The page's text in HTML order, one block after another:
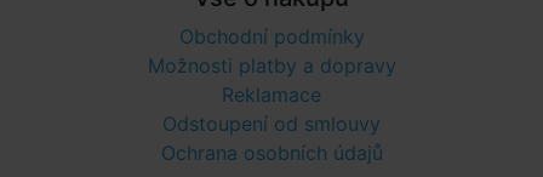
Obchodní podmínky
Možnosti platby a dopravy
Reklamace
Odstoupení od smlouvy
Ochrana osobních údajů